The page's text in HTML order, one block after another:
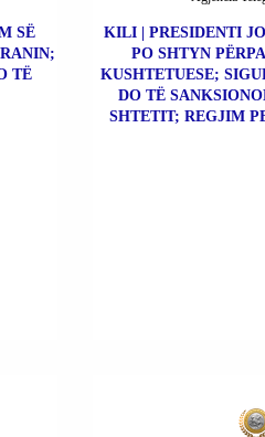
SË
TË
KILI | PRESIDENTI
PO SHTYN
KUSHTETUESE;
DO TË
SHTETIT; REGJIM